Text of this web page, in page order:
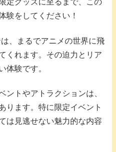
定グッズに至るまで、この
験をしてください！
、まるでアニメの世界に飛
くれます。その迫力とリア
体験です。
ントやアトラクションは、
ります。特に限定イベント
は見逃せない魅力的な内容